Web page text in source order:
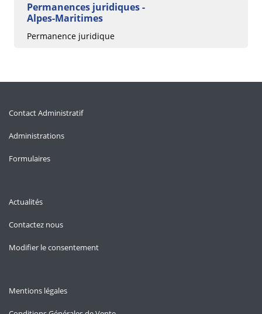
Permanences juridiques -
Alpes-Maritimes
Permanence juridique
Contact Administratif
Administrations
Formulaires
Actualités
Contactez nous
Modifier le consentement
Mentions légales